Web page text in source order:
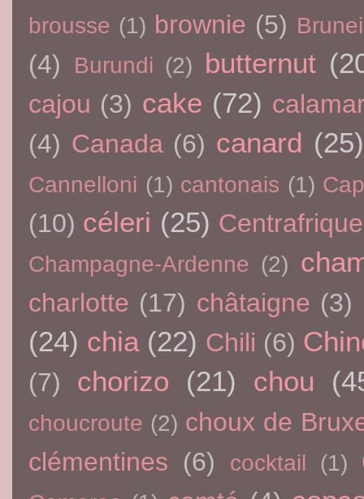
brousse (1) brownie (5) Brunei
(4) Burundi (2) butternut
cajou (3) cake (72)
(4) Canada (6) canard (25)
Cannelloni (1) cantonais (1)
(10) céleri (25) Centrafrique
Champagne-Ardenne (2)
charlotte (17) châtaigne (3)
(24) chia (22) Chili (6)
(7) chorizo (21) chou
choucroute (2) choux de
clémentines (6) cocktail (1)